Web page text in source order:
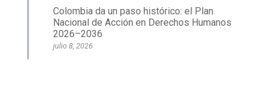
Colombia da un paso histórico: el Plan
Nacional de Acción en Derechos Humanos
2026–2036
julio 8, 2026